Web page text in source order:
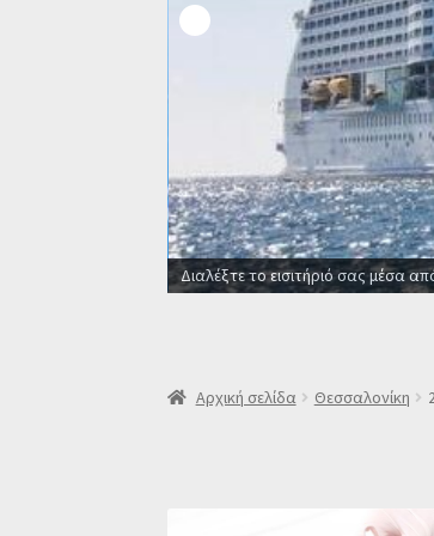
Οι καλύτερες προσφορές σε
Αρχική σελίδα Θεσσαλονίκη